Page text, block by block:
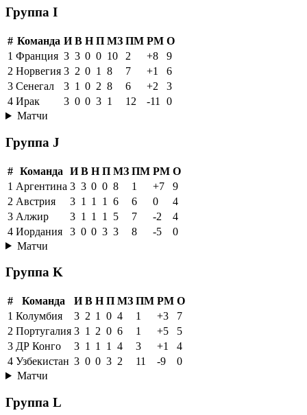
Группа I
# Команда И В Н П МЗ ПМ РМ О
1 Франция 3 3 0 0 10 2 +8
9
2 Норвегия 3 2 0 1 8 7 +1
6
3 Сенегал 3 1 0 2 8 6 +2
3
4 Ирак 3 0 0 3 1 12 -11
0
Матчи
Группа J
# Команда И В Н П МЗ ПМ РМ О
1 Аргентина 3 3 0 0 8 1 +7
9
2 Австрия 3 1 1 1 6 6 0
4
3 Алжир 3 1 1 1 5 7 -2
4
4 Иордания 3 0 0 3 3 8 -5
0
Матчи
Группа K
# Команда И В Н П МЗ ПМ РМ О
1 Колумбия 3 2 1 0 4 1 +3
7
2 Португалия 3 1 2 0 6 1 +5
5
3 ДР Конго 3 1 1 1 4 3 +1
4
4 Узбекистан 3 0 0 3 2 11 -9
0
Матчи
Группа L